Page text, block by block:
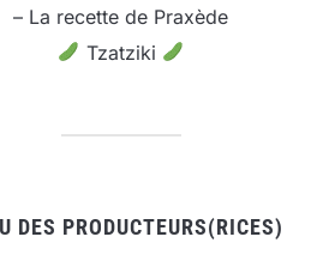
– La recette de Praxède
Tzatziki
DES PRODUCTEURS(RICES)